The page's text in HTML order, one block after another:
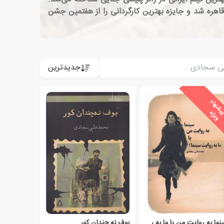
قاهره شد و جایزه بهترین کارگردانی را از هفتمین جشن
جدیدترین
پ
ه